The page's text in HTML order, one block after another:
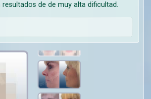
de de muy alta dificultad.